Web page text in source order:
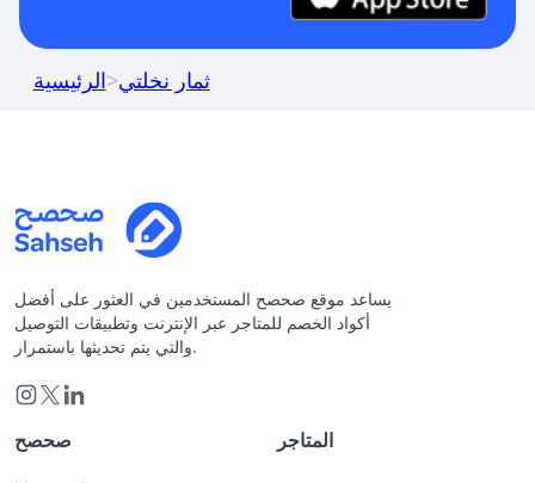
الرئيسية>ثمار نخلتي
يساعد موقع صحصح المستخدمين في العثور على أفضل
أكواد الخصم للمتاجر عبر الإنترنت وتطبيقات التوصيل
والتي يتم تحديثها باستمرار.
صحصح المتاجر